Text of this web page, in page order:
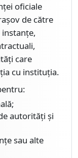
oficiale
de către
care
cu instituția.
autorități și
sau alte